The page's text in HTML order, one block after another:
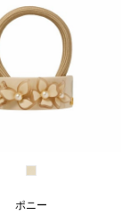
ポニー